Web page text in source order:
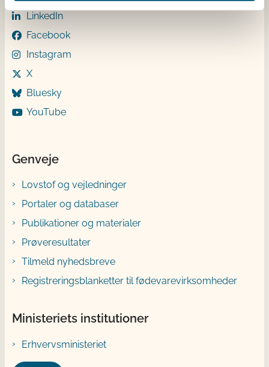
LinkedIn
Facebook
Instagram
X
Bluesky
YouTube
Genveje
Lovstof og vejledninger
Portaler og databaser
Publikationer og materialer
Prøveresultater
Tilmeld nyhedsbreve
Registreringsblanketter til fødevarevirksomheder
Ministeriets institutioner
Erhvervsministeriet